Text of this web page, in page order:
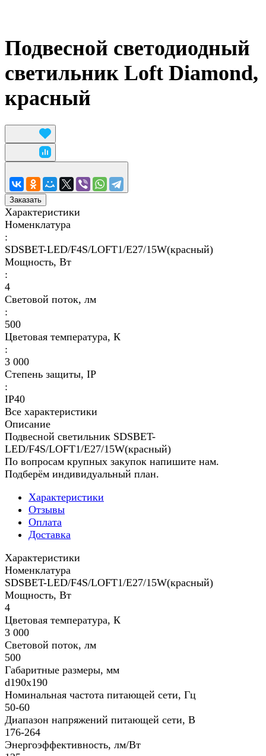
Подвесной светодиодный
светильник Loft Diamond,
красный
Заказать
Характеристики
Номенклатура
:
SDSBET-LED/F4S/LOFT1/E27/15W(красный)
Мощность, Вт
:
4
Световой поток, лм
:
500
Цветовая температура, К
:
3 000
Степень защиты, IP
:
IP40
Все характеристики
Описание
Подвесной светильник SDSBET-
LED/F4S/LOFT1/E27/15W(красный)
По вопросам крупных закупок напишите нам.
Подберём индивидуальный план.
Характеристики
Отзывы
Оплата
Доставка
Характеристики
Номенклатура
SDSBET-LED/F4S/LOFT1/E27/15W(красный)
Мощность, Вт
4
Цветовая температура, К
3 000
Световой поток, лм
500
Габаритные размеры, мм
d190х190
Номинальная частота питающей сети, Гц
50-60
Диапазон напряжений питающей сети, В
176-264
Энергоэффективность, лм/Вт